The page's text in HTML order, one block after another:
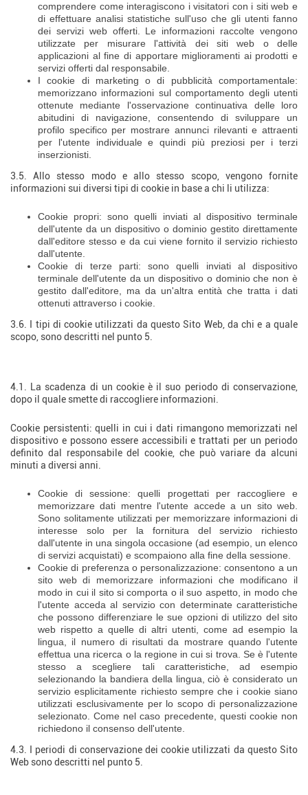
comprendere come interagiscono i visitatori con i siti web e
di effettuare analisi statistiche sull'uso che gli utenti fanno
dei servizi web offerti. Le informazioni raccolte vengono
utilizzate per misurare l'attività dei siti web o delle
applicazioni al fine di apportare miglioramenti ai prodotti e
servizi offerti dal responsabile.
I cookie di marketing o di pubblicità comportamentale:
memorizzano informazioni sul comportamento degli utenti
ottenute mediante l'osservazione continuativa delle loro
abitudini di navigazione, consentendo di sviluppare un
profilo specifico per mostrare annunci rilevanti e attraenti
per l'utente individuale e quindi più preziosi per i terzi
inserzionisti.
3.5. Allo stesso modo e allo stesso scopo, vengono fornite
informazioni sui diversi tipi di cookie in base a chi li utilizza:
Cookie propri: sono quelli inviati al dispositivo terminale
dell'utente da un dispositivo o dominio gestito direttamente
dall'editore stesso e da cui viene fornito il servizio richiesto
dall'utente.
Cookie di terze parti: sono quelli inviati al dispositivo
terminale dell'utente da un dispositivo o dominio che non è
gestito dall'editore, ma da un'altra entità che tratta i dati
ottenuti attraverso i cookie.
3.6. I tipi di cookie utilizzati da questo Sito Web, da chi e a quale
scopo, sono descritti nel punto 5.
4.1. La scadenza di un cookie è il suo periodo di conservazione,
dopo il quale smette di raccogliere informazioni.
Cookie persistenti: quelli in cui i dati rimangono memorizzati nel
dispositivo e possono essere accessibili e trattati per un periodo
definito dal responsabile del cookie, che può variare da alcuni
minuti a diversi anni.
Cookie di sessione: quelli progettati per raccogliere e
memorizzare dati mentre l'utente accede a un sito web.
Sono solitamente utilizzati per memorizzare informazioni di
interesse solo per la fornitura del servizio richiesto
dall'utente in una singola occasione (ad esempio, un elenco
di servizi acquistati) e scompaiono alla fine della sessione.
Cookie di preferenza o personalizzazione: consentono a un
sito web di memorizzare informazioni che modificano il
modo in cui il sito si comporta o il suo aspetto, in modo che
l'utente acceda al servizio con determinate caratteristiche
che possono differenziare le sue opzioni di utilizzo del sito
web rispetto a quelle di altri utenti, come ad esempio la
lingua, il numero di risultati da mostrare quando l'utente
effettua una ricerca o la regione in cui si trova. Se è l'utente
stesso a scegliere tali caratteristiche, ad esempio
selezionando la bandiera della lingua, ciò è considerato un
servizio esplicitamente richiesto sempre che i cookie siano
utilizzati esclusivamente per lo scopo di personalizzazione
selezionato. Come nel caso precedente, questi cookie non
richiedono il consenso dell'utente.
4.3. I periodi di conservazione dei cookie utilizzati da questo Sito
Web sono descritti nel punto 5.